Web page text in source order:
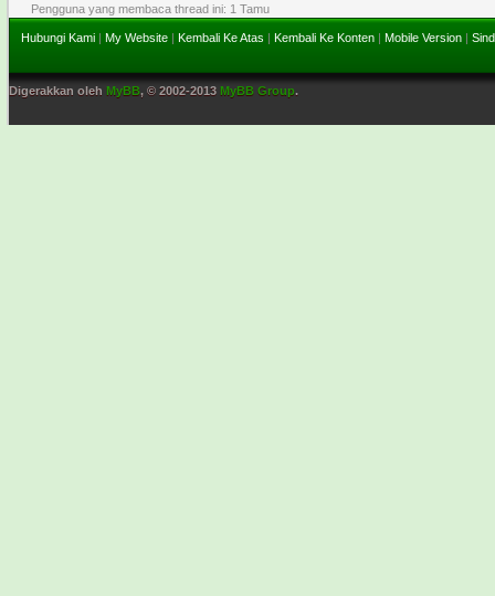
Pengguna yang membaca thread ini: 1 Tamu
Hubungi Kami | My Website | Kembali Ke Atas | Kembali Ke Konten | Mobile Version |
Digerakkan oleh MyBB, © 2002-2013 MyBB Group.